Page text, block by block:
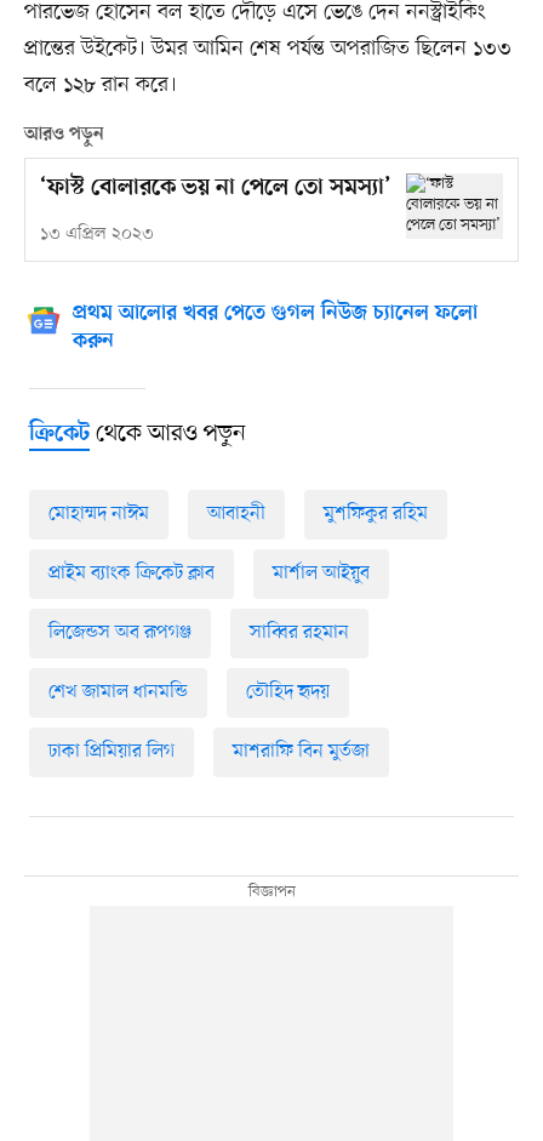
পারভেজ হোসেন বল হাতে দৌড়ে এসে ভেঙে দেন ননস্ট্রাইকিং
প্রান্তের উইকেট। উমর আমিন শেষ পর্যন্ত অপরাজিত ছিলেন ১৩৩
বলে ১২৮ রান করে।
আরও পড়ুন
‘ফাস্ট বোলারকে ভয় না পেলে তো সমস্যা’
১৩ এপ্রিল ২০২৩
প্রথম আলোর খবর পেতে গুগল নিউজ চ্যানেল ফলো
করুন
ক্রিকেটথেকে আরও পড়ুন
মোহাম্মদ নাঈম আবাহনী মুশফিকুর রহিম
প্রাইম ব্যাংক ক্রিকেট ক্লাব মার্শাল আইয়ুব
লিজেন্ডস অব রূপগঞ্জ সাব্বির রহমান
শেখ জামাল ধানমন্ডি তৌহিদ হৃদয়
ঢাকা প্রিমিয়ার লিগ মাশরাফি বিন মুর্তজা